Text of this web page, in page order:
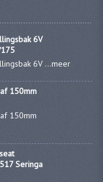
6V
6V ...meer
150mm
150mm
Seringa